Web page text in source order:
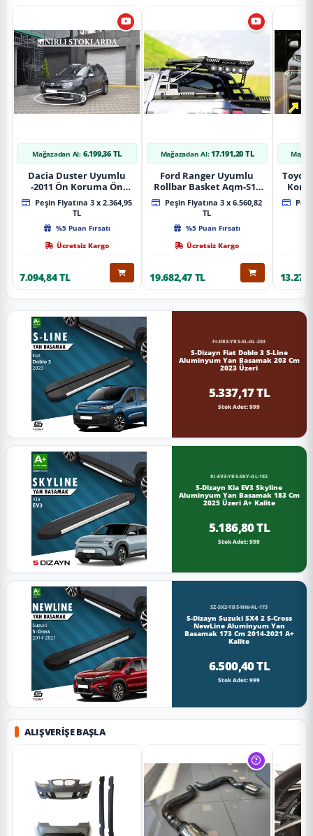
Mağazadan Al: 6.199,36 TL
Dacia Duster Uyumlu
-2011 Ön Koruma Ön
Tekli Koruma
Peşin Fiyatına 3 x 2.364,95
TL
%5 Puan Fırsatı
Ücretsiz Kargo
7.094,84 TL
Mağazadan Al: 17.191,20 TL
Ford Ranger Uyumlu
Rollbar Basket Aqm-S10
2015+ Uyumlu
Peşin Fiyatına 3 x 6.560,82
TL
%5 Puan Fırsatı
Ücretsiz Kargo
19.682,47 TL
FI-DB3-YBS-SL-AL-203
S-Dizayn Fiat Doblo 3 S-Line
Aluminyum Yan Basamak 203 Cm
2023 Üzeri
5.337,17 TL
Stok Adet: 999
KI-EV3-YBS-SKY-AL-183
S-Dizayn Kia EV3 Skyline
Aluminyum Yan Basamak 183 Cm
2025 Üzeri A+ Kalite
5.186,80 TL
Stok Adet: 999
SZ-SX2-YBS-NW-AL-173
S-Dizayn Suzuki SX4 2 S-Cross
NewLine Aluminyum Yan
Basamak 173 Cm 2014-2021 A+
Kalite
6.500,40 TL
Stok Adet: 999
ALIŞVERIŞE BAŞLA